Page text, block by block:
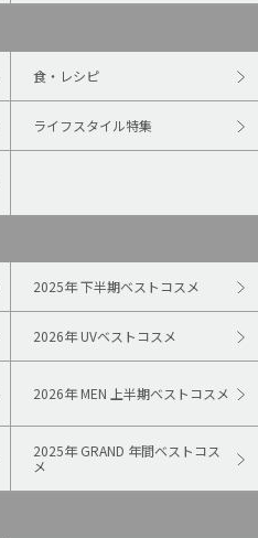
食・レシピ
ライフスタイル特集
2025年 下半期ベストコスメ
2026年 UVベストコスメ
2026年 MEN 上半期ベストコスメ
2025年 GRAND 年間ベストコス
メ